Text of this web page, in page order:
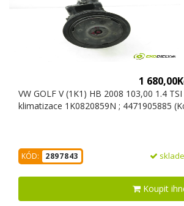
1
VW GOLF V (1K1) HB 2008 103,00 1.4
klimatizace 1K0820859N ; 4471905885
KÓD: 2897843
Koupit